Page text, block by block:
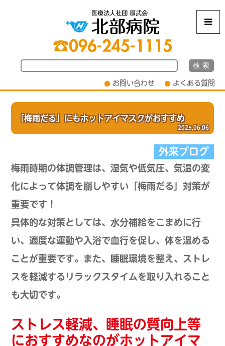
よくある質問
お問い合わせ
「梅雨だる」にもホットアイマスクがおすすめ
2025.06.06
外来ブログ
梅雨時期の体調管理は、湿気や低気圧、気温の変
化によって体調を崩しやすい「梅雨だる」対策が
重要です！
具体的な対策としては、水分補給をこまめに行
い、適度な運動や入浴で血行を促し、体を温める
ことが重要です。また、睡眠環境を整え、ストレ
スを軽減するリラックスタイムを取り入れること
も大切です。
ストレス軽減、睡眠の質向上等
におすすめなのがホットアイマ